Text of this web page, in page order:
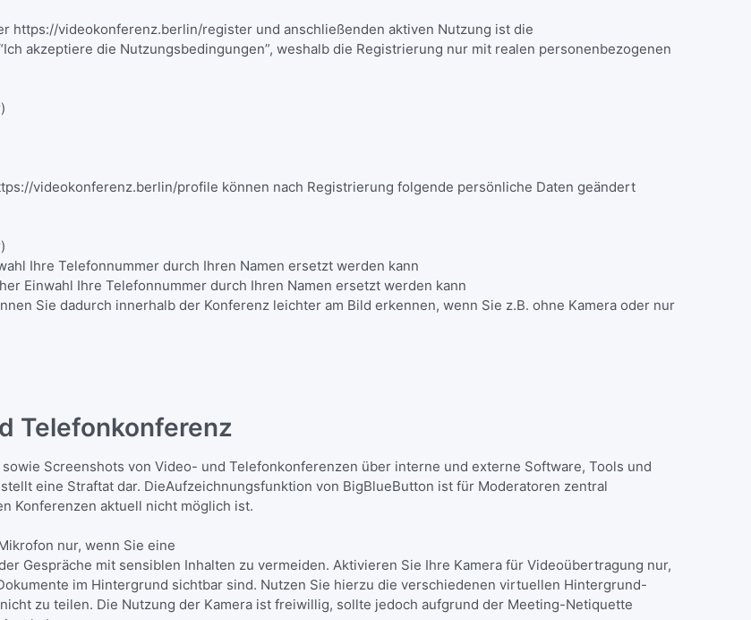
https://videokonferenz.berlin/register und anschließenden aktiven Nutzung ist die
akzeptiere die Nutzungsbedingungen”, weshalb die Registrierung nur mit realen personenbezogenen
videokonferenz.berlin/profile können nach Registrierung folgende persönliche Daten geändert
Ihre Telefonnummer durch Ihren Namen ersetzt werden kann
Einwahl Ihre Telefonnummer durch Ihren Namen ersetzt werden kann
Sie dadurch innerhalb der Konferenz leichter am Bild erkennen, wenn Sie z.B. ohne Kamera oder nur
Telefonkonferenz
Screenshots von Video- und Telefonkonferenzen über interne und externe Software, Tools und
eine Straftat dar. DieAufzeichnungsfunktion von BigBlueButton ist für Moderatoren zentral
Konferenzen aktuell nicht möglich ist.
nur, wenn Sie eine
Gespräche mit sensiblen Inhalten zu vermeiden. Aktivieren Sie Ihre Kamera für Videoübertragung nur,
im Hintergrund sichtbar sind. Nutzen Sie hierzu die verschiedenen virtuellen Hintergrund-
zu teilen. Die Nutzung der Kamera ist freiwillig, sollte jedoch aufgrund der Meeting-Netiquette